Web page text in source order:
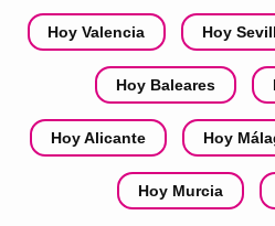
Hoy Valencia Hoy
Hoy Baleares
Hoy Alicante Hoy
Hoy Murcia